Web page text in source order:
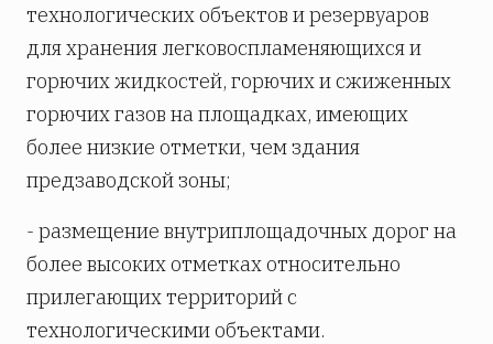
технологических объектов и резервуаров
для хранения легковоспламеняющихся и
горючих жидкостей, горючих и сжиженных
горючих газов на площадках, имеющих
более низкие отметки, чем здания
предзаводской зоны;
- размещение внутриплощадочных дорог на
более высоких отметках относительно
прилегающих территорий с
технологическими объектами.